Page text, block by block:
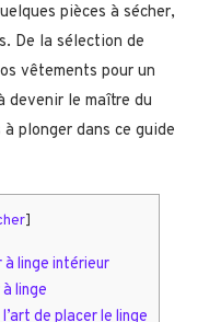
pièces à sécher,
De la sélection de
vêtements pour un
devenir le maître du
plonger dans ce guide
]
linge intérieur
linge
de placer le linge